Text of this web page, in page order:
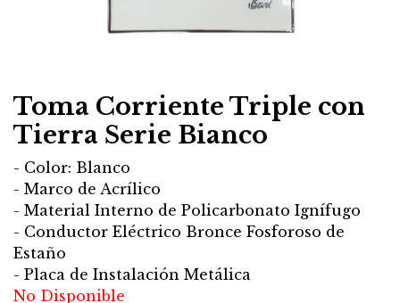
Toma Corriente Triple con
Tierra Serie Bianco
- Color: Blanco
- Marco de Acrílico
- Material Interno de Policarbonato Ignífugo
- Conductor Eléctrico Bronce Fosforoso de
Estaño
- Placa de Instalación Metálica
No Disponible